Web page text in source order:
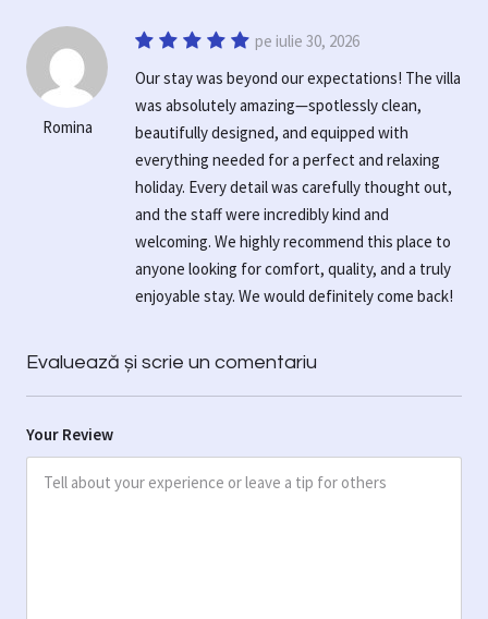
Romina
pe iulie 30, 2026
Our stay was beyond our expectations! The villa
was absolutely amazing—spotlessly clean,
beautifully designed, and equipped with
everything needed for a perfect and relaxing
holiday. Every detail was carefully thought out,
and the staff were incredibly kind and
welcoming. We highly recommend this place to
anyone looking for comfort, quality, and a truly
enjoyable stay. We would definitely come back!
Evaluează și scrie un comentariu
Your Review